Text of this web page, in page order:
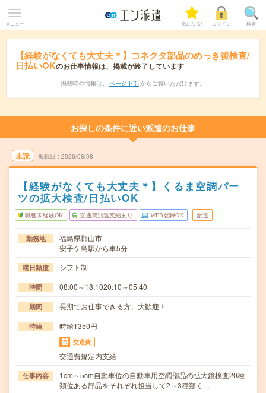
メニュー 気になる! ログイン 検索
【経験がなくても大丈夫＊】コネクタ部品のめっき後検査/
日払いOKのお仕事情報は、掲載が終了しています
掲載時の情報は、 ページ下部 からご覧いただけます。
お探しの条件に近い派遣のお仕事
未読 掲載日 2026/08/08
【経験がなくても大丈夫＊】くるま空調パー
ツの拡大検査/日払いOK
職種未経験OK 交通費別途支給あり WEB登録OK 派遣
勤務地
福島県郡山市
安子ケ島駅から車5分
曜日頻度 シフト制
時間 08:00～18:1020:10～05:40
期間 長期でお仕事できる方、大歓迎！
時給 時給1350円
交通費
交通費規定内支給
仕事内容
1cm～5cm自動車位の自動車用空調部品の拡大鏡検査20種
類位ある部品をそれぞれ担当して2～3種類く…